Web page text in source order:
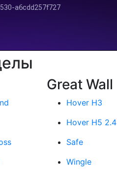
Great Wall
Hover H3
Hover H5 2.4
Safe
Wingle